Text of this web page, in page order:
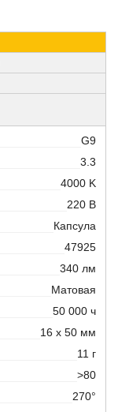
G9
3.3
4000 K
220 В
Капсула
47925
340 лм
Матовая
50 000 ч
16 х 50 мм
11 г
>80
270°